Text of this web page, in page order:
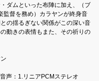
ダムといった布陣に加え、（ブ
監督を務め）カラヤンが終身音
の揺るぎない関係がこの深い音
動きの表情もまた、その祈りの
声：1.リニアPCMステレオ